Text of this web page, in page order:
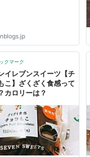
クマーク
イレブンスイーツ【チ
こ】ざくざく食感って
カロリーは？